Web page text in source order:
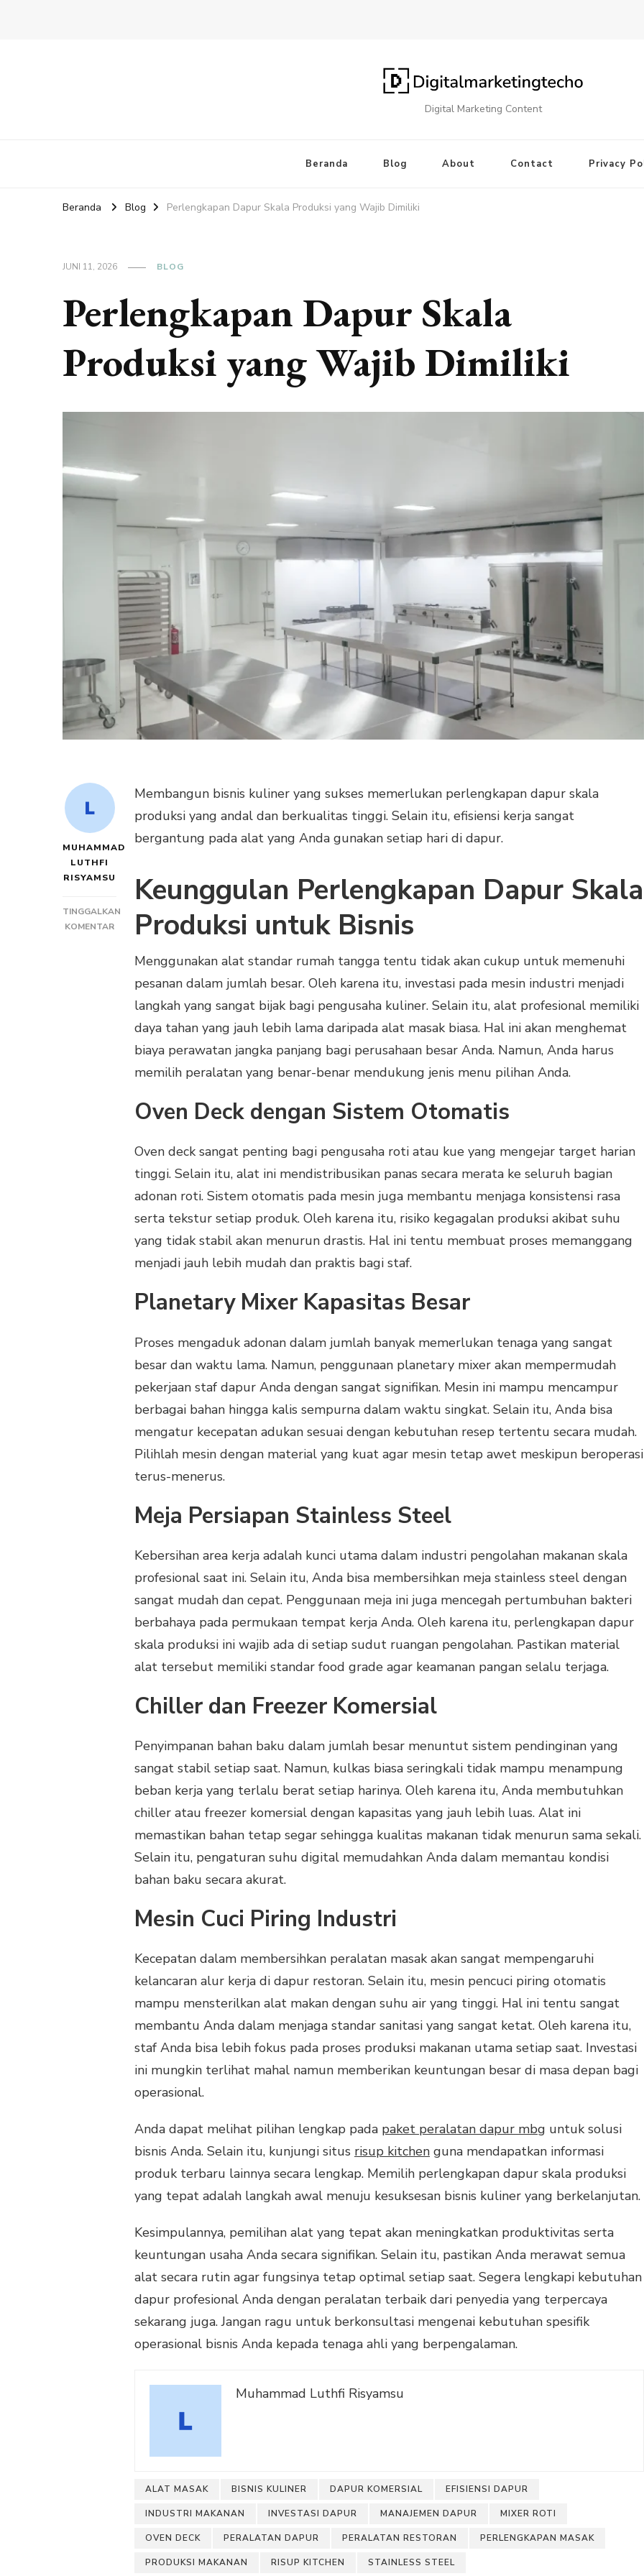
Digital Marketing Content
Beranda Blog About Contact Privacy
Beranda Blog Perlengkapan Dapur Skala Produksi yang Wajib Dimiliki
JUNI 11, 2026 BLOG
Perlengkapan Dapur Skala
Produksi yang Wajib Dimiliki
MUHAMMAD
LUTHFI
RISYAMSU
TINGGALKAN
KOMENTARPADA
DAPUR
PRODUKSI
YANG
DIMILIKI
Membangun bisnis kuliner yang sukses memerlukan perlengkapan dapur skala
produksi yang andal dan berkualitas tinggi. Selain itu, efisiensi kerja sangat
bergantung pada alat yang Anda gunakan setiap hari di dapur.
Keunggulan Perlengkapan Dapur Skala
Produksi untuk Bisnis
Menggunakan alat standar rumah tangga tentu tidak akan cukup untuk memenuhi
pesanan dalam jumlah besar. Oleh karena itu, investasi pada mesin industri menjadi
langkah yang sangat bijak bagi pengusaha kuliner. Selain itu, alat profesional memiliki
daya tahan yang jauh lebih lama daripada alat masak biasa. Hal ini akan menghemat
biaya perawatan jangka panjang bagi perusahaan besar Anda. Namun, Anda harus
memilih peralatan yang benar-benar mendukung jenis menu pilihan Anda.
Oven Deck dengan Sistem Otomatis
Oven deck sangat penting bagi pengusaha roti atau kue yang mengejar target harian
tinggi. Selain itu, alat ini mendistribusikan panas secara merata ke seluruh bagian
adonan roti. Sistem otomatis pada mesin juga membantu menjaga konsistensi rasa
serta tekstur setiap produk. Oleh karena itu, risiko kegagalan produksi akibat suhu
yang tidak stabil akan menurun drastis. Hal ini tentu membuat proses memanggang
menjadi jauh lebih mudah dan praktis bagi staf.
Planetary Mixer Kapasitas Besar
Proses mengaduk adonan dalam jumlah banyak memerlukan tenaga yang sangat
besar dan waktu lama. Namun, penggunaan planetary mixer akan mempermudah
pekerjaan staf dapur Anda dengan sangat signifikan. Mesin ini mampu mencampur
berbagai bahan hingga kalis sempurna dalam waktu singkat. Selain itu, Anda bisa
mengatur kecepatan adukan sesuai dengan kebutuhan resep tertentu secara mudah.
Pilihlah mesin dengan material yang kuat agar mesin tetap awet meskipun beroperasi
terus-menerus.
Meja Persiapan Stainless Steel
Kebersihan area kerja adalah kunci utama dalam industri pengolahan makanan skala
profesional saat ini. Selain itu, Anda bisa membersihkan meja stainless steel dengan
sangat mudah dan cepat. Penggunaan meja ini juga mencegah pertumbuhan bakteri
berbahaya pada permukaan tempat kerja Anda. Oleh karena itu, perlengkapan dapur
skala produksi ini wajib ada di setiap sudut ruangan pengolahan. Pastikan material
alat tersebut memiliki standar food grade agar keamanan pangan selalu terjaga.
Chiller dan Freezer Komersial
Penyimpanan bahan baku dalam jumlah besar menuntut sistem pendinginan yang
sangat stabil setiap saat. Namun, kulkas biasa seringkali tidak mampu menampung
beban kerja yang terlalu berat setiap harinya. Oleh karena itu, Anda membutuhkan
chiller atau freezer komersial dengan kapasitas yang jauh lebih luas. Alat ini
memastikan bahan tetap segar sehingga kualitas makanan tidak menurun sama sekali.
Selain itu, pengaturan suhu digital memudahkan Anda dalam memantau kondisi
bahan baku secara akurat.
Mesin Cuci Piring Industri
Kecepatan dalam membersihkan peralatan masak akan sangat mempengaruhi
kelancaran alur kerja di dapur restoran. Selain itu, mesin pencuci piring otomatis
mampu mensterilkan alat makan dengan suhu air yang tinggi. Hal ini tentu sangat
membantu Anda dalam menjaga standar sanitasi yang sangat ketat. Oleh karena itu,
staf Anda bisa lebih fokus pada proses produksi makanan utama setiap saat. Investasi
ini mungkin terlihat mahal namun memberikan keuntungan besar di masa depan bagi
operasional.
Anda dapat melihat pilihan lengkap pada paket peralatan dapur mbg untuk solusi
bisnis Anda. Selain itu, kunjungi situs risup kitchen guna mendapatkan informasi
produk terbaru lainnya secara lengkap. Memilih perlengkapan dapur skala produksi
yang tepat adalah langkah awal menuju kesuksesan bisnis kuliner yang berkelanjutan.
Kesimpulannya, pemilihan alat yang tepat akan meningkatkan produktivitas serta
keuntungan usaha Anda secara signifikan. Selain itu, pastikan Anda merawat semua
alat secara rutin agar fungsinya tetap optimal setiap saat. Segera lengkapi kebutuhan
dapur profesional Anda dengan peralatan terbaik dari penyedia yang terpercaya
sekarang juga. Jangan ragu untuk berkonsultasi mengenai kebutuhan spesifik
operasional bisnis Anda kepada tenaga ahli yang berpengalaman.
Muhammad Luthfi Risyamsu
ALAT MASAK BISNIS KULINER DAPUR KOMERSIAL EFISIENSI DAPUR
INDUSTRI MAKANAN INVESTASI DAPUR MANAJEMEN DAPUR MIXER ROTI
OVEN DECK PERALATAN DAPUR PERALATAN RESTORAN PERLENGKAPAN MASAK
PRODUKSI MAKANAN RISUP KITCHEN STAINLESS STEEL